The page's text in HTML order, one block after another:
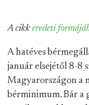
A cikk eredeti
A hatéves
január elsejétől 8-8
Magyarországon a
bérminimum. Bár a